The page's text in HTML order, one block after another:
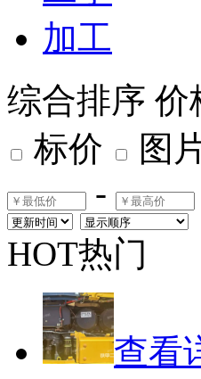
加工
综合排序 价
标价
图
-
HOT热门
查看